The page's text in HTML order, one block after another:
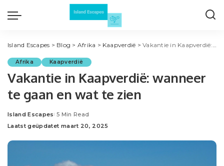
Island Escapes > Blog > Afrika > Kaapverdië >Vakantie in Kaapverdië: wanneer te gaan en wat te zien
Afrika Kaapverdië
Vakantie in Kaapverdië: wanneer
te gaan en wat te zien
Posted
by
Island Escapes 5 Min Read
Laatst geüpdatet maart 20, 2025